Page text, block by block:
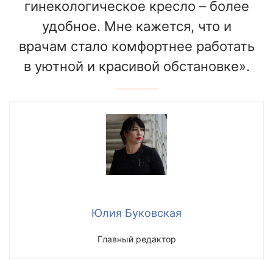
гинекологическое кресло – более
удобное. Мне кажется, что и
врачам стало комфортнее работать
в уютной и красивой обстановке».
Юлия Буковская
Главный редактор